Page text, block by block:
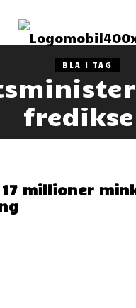
BLA I TAG
millioner